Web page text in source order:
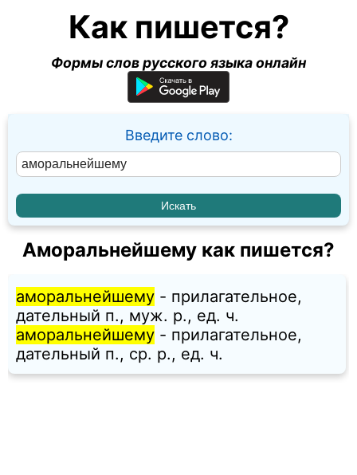
Как пишется?
Формы слов русского языка онлайн
Введите слово:
Аморальнейшему как пишется?
аморальнейшему - прилагательное,
дательный п., муж. p., ед. ч.
аморальнейшему - прилагательное,
дательный п., ср. p., ед. ч.